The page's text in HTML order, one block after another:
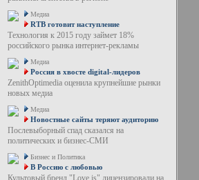
Медиа
RTB готовит наступление
Технология к 2015 году займет 18%
российского рынка интернет-рекламы
Медиа
Россия в хвосте digital-лидеров
ZenithOptimedia оценила крупнейшие рынки
новых медиа
Медиа
Новостные сайты теряют аудиторию
Послевыборный спад сказался на
политических и бизнес-СМИ
Бизнес и Политика
В Россию с любовью
Культовый бренд "Love is" лицензировали на